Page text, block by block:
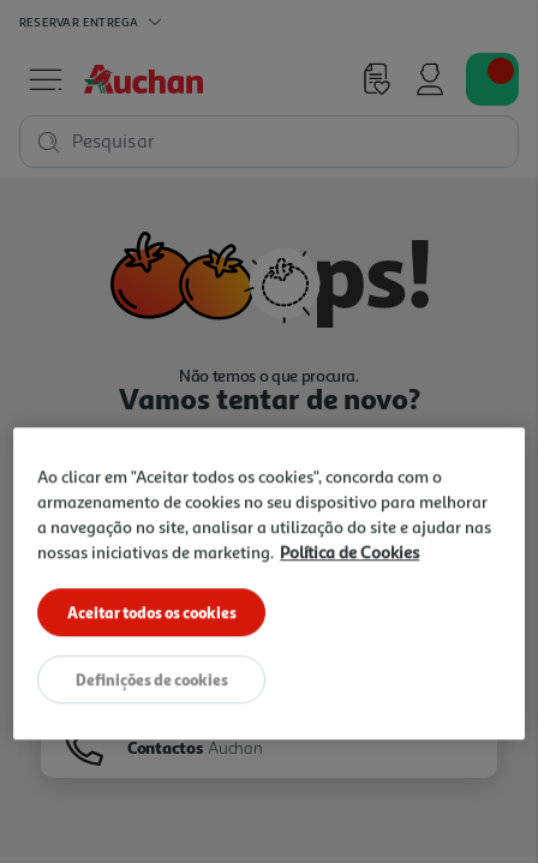
RESERVAR ENTREGA
Pesquisar
Não temos o que procura.
Vamos tentar de novo?
Ir para Homepage
Folhetos
Contactos Auchan
Ao clicar em "Aceitar todos os cookies", concorda com o
armazenamento de cookies no seu dispositivo para melhorar
a navegação no site, analisar a utilização do site e ajudar nas
nossas iniciativas de marketing. Política de Cookies
Aceitar todos os cookies
Definições de cookies